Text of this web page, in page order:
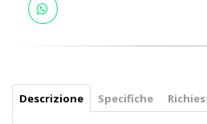
Descrizione Specifiche